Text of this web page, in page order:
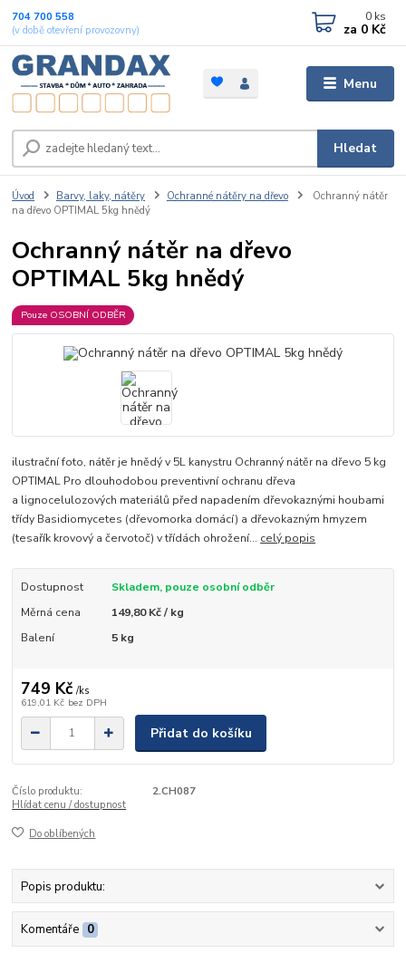
Menu
Hledat
704 700 558
(v době otevření provozovny)
0 ks
za 0 Kč
Úvod Barvy, laky, nátěry Ochranné nátěry na dřevo
Ochranný nátěr
na dřevo OPTIMAL 5kg hnědý
Ochranný nátěr na dřevo
OPTIMAL 5kg hnědý
Pouze OSOBNÍ ODBĚR
ilustrační foto, nátěr je hnědý v 5L kanystru Ochranný nátěr na dřevo 5 kg
OPTIMAL Pro dlouhodobou preventivní ochranu dřeva
a lignocelulozových materiálů před napadením dřevokaznými houbami
třídy Basidiomycetes (dřevomorka domácí) a dřevokazným hmyzem
(tesařík krovový a červotoč) v třídách ohrožení... celý popis
Dostupnost
Skladem, pouze osobní odběr
Měrná cena
149,80 Kč / kg
Balení
5 kg
749 Kč /ks
619,01 Kč bez DPH
Přidat do košíku
Číslo produktu:
2.CH087
Hlídat cenu / dostupnost
Do oblíbených
Popis produktu:
Komentáře 0